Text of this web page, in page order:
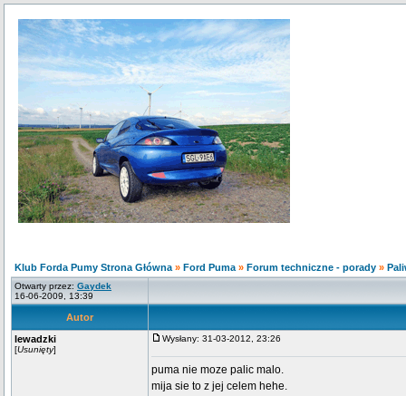
Klub Forda Pumy Strona Główna » Ford Puma » Forum techniczne - porady »
Otwarty przez: Gaydek
16-06-2009, 13:39
Autor
lewadzki
[Usunięty]
Wysłany: 31-03-2012, 23:26
puma nie moze palic malo.
mija sie to z jej celem hehe.